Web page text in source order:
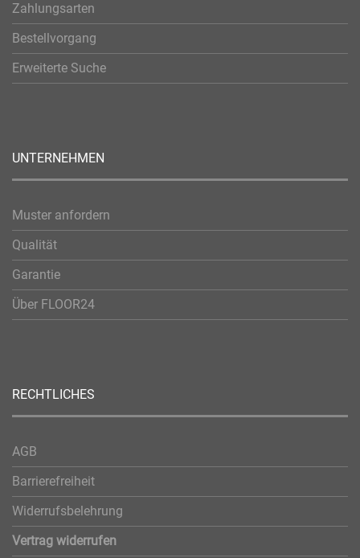
Zahlungsarten
Bestellvorgang
Erweiterte Suche
UNTERNEHMEN
Muster anfordern
Qualität
Garantie
Über FLOOR24
RECHTLICHES
AGB
Barrierefreiheit
Widerrufsbelehrung
Vertrag widerrufen